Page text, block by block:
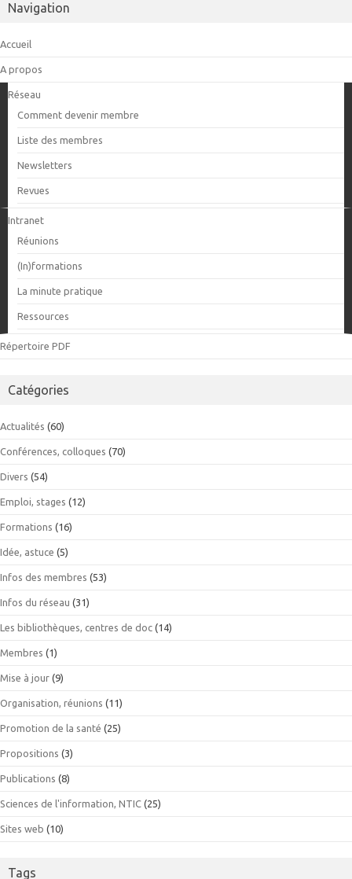
Navigation
Accueil
A propos
Réseau
Comment devenir membre
Liste des membres
Newsletters
Revues
Intranet
Réunions
(In)formations
La minute pratique
Ressources
Répertoire PDF
Catégories
Actualités (60)
Conférences, colloques (70)
Divers (54)
Emploi, stages (12)
Formations (16)
Idée, astuce (5)
Infos des membres (53)
Infos du réseau (31)
Les bibliothèques, centres de doc (14)
Membres (1)
Mise à jour (9)
Organisation, réunions (11)
Promotion de la santé (25)
Propositions (3)
Publications (8)
Sciences de l'information, NTIC (25)
Sites web (10)
Tags